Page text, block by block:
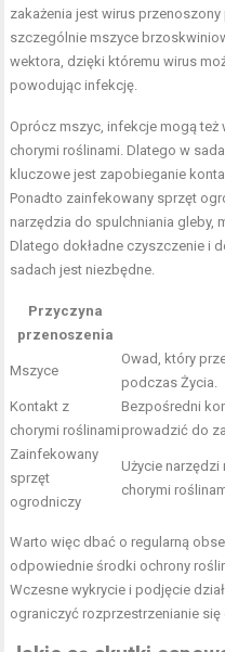
zakażenia jest wirus przenoszony
szczególnie mszyce
wektora, dzięki któremu wirus
powodując infekcję.
Oprócz mszyc, infekcje mogą
chorymi roślinami. Dlatego w
kluczowe jest zapobieganie
Ponadto zainfekowany sprzęt
narzędzia do spulchniania gleby,
Dlatego dokładne czyszczenie i
sadach jest niezbędne.
Przyczyna
przenoszenia
Mszyce
Owad, który
podczas Życia.
Kontakt z
chorymi roślinami
Bezpośredni
prowadzić do
Zainfekowany
sprzęt
ogrodniczy
Użycie
chorymi
Warto więc dbać o regularną
odpowiednie środki ochrony
Wczesne wykrycie i podjęcie
ograniczyć rozprzestrzenianie